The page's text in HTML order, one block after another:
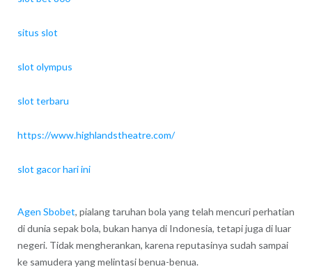
situs slot
slot olympus
slot terbaru
https://www.highlandstheatre.com/
slot gacor hari ini
Agen Sbobet, pialang taruhan bola yang telah mencuri perhatian
di dunia sepak bola, bukan hanya di Indonesia, tetapi juga di luar
negeri. Tidak mengherankan, karena reputasinya sudah sampai
ke samudera yang melintasi benua-benua.